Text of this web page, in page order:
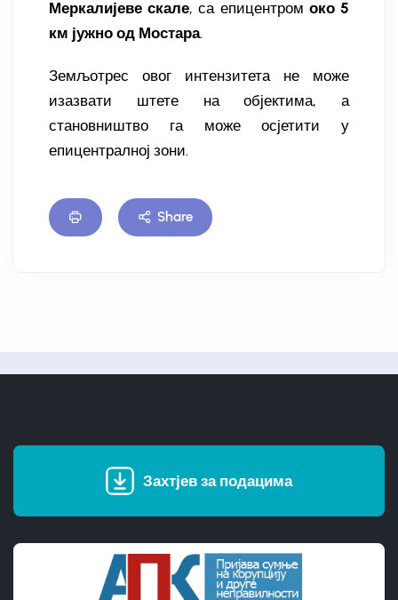
Меркалијеве скале, са епицентром око 5
км јужно од Мостара.
Земљотрес овог интензитета не може
изазвати штете на објектима, а
становништво га може осјетити у
епицентралној зони.
Share
Захтјев за подацима